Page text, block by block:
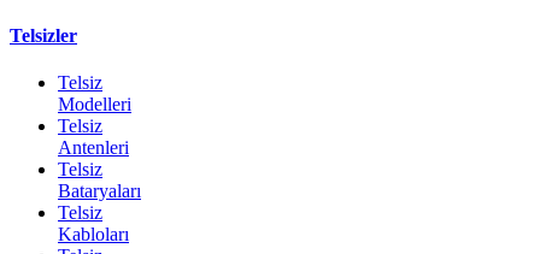
Telsizler
Telsiz
Modelleri
Telsiz
Antenleri
Telsiz
Bataryaları
Telsiz
Kabloları